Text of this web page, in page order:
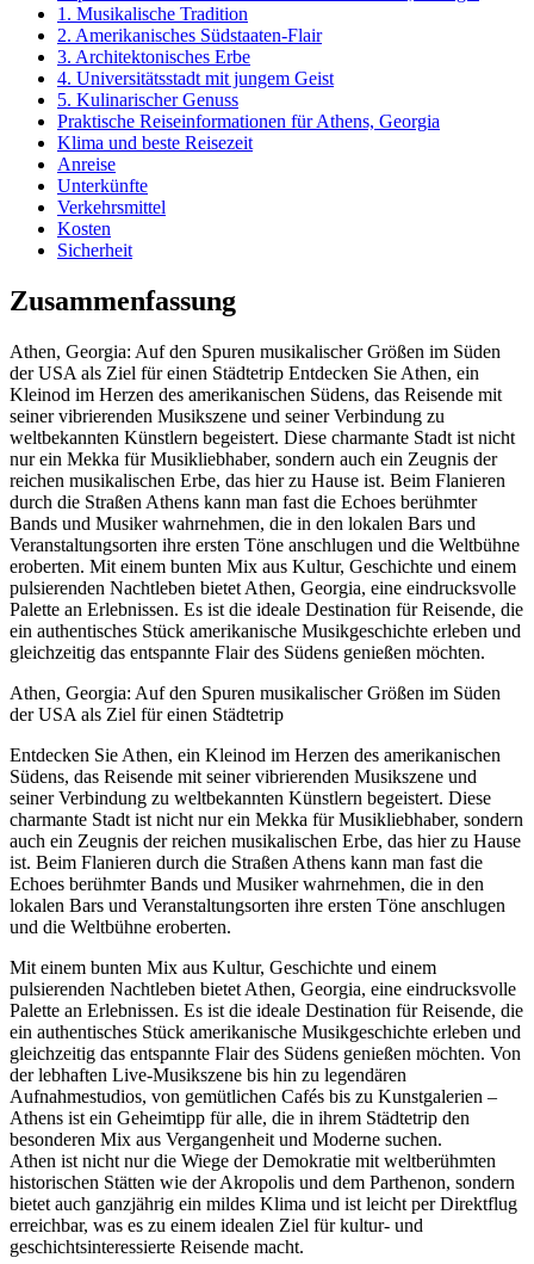
1. Musikalische Tradition
2. Amerikanisches Südstaaten-Flair
3. Architektonisches Erbe
4. Universitätsstadt mit jungem Geist
5. Kulinarischer Genuss
Praktische Reiseinformationen für Athens, Georgia
Klima und beste Reisezeit
Anreise
Unterkünfte
Verkehrsmittel
Kosten
Sicherheit
Zusammenfassung
Athen, Georgia: Auf den Spuren musikalischer Größen im Süden
der USA als Ziel für einen Städtetrip Entdecken Sie Athen, ein
Kleinod im Herzen des amerikanischen Südens, das Reisende mit
seiner vibrierenden Musikszene und seiner Verbindung zu
weltbekannten Künstlern begeistert. Diese charmante Stadt ist nicht
nur ein Mekka für Musikliebhaber, sondern auch ein Zeugnis der
reichen musikalischen Erbe, das hier zu Hause ist. Beim Flanieren
durch die Straßen Athens kann man fast die Echoes berühmter
Bands und Musiker wahrnehmen, die in den lokalen Bars und
Veranstaltungsorten ihre ersten Töne anschlugen und die Weltbühne
eroberten. Mit einem bunten Mix aus Kultur, Geschichte und einem
pulsierenden Nachtleben bietet Athen, Georgia, eine eindrucksvolle
Palette an Erlebnissen. Es ist die ideale Destination für Reisende, die
ein authentisches Stück amerikanische Musikgeschichte erleben und
gleichzeitig das entspannte Flair des Südens genießen möchten.
Athen, Georgia: Auf den Spuren musikalischer Größen im Süden
der USA als Ziel für einen Städtetrip
Entdecken Sie Athen, ein Kleinod im Herzen des amerikanischen
Südens, das Reisende mit seiner vibrierenden Musikszene und
seiner Verbindung zu weltbekannten Künstlern begeistert. Diese
charmante Stadt ist nicht nur ein Mekka für Musikliebhaber, sondern
auch ein Zeugnis der reichen musikalischen Erbe, das hier zu Hause
ist. Beim Flanieren durch die Straßen Athens kann man fast die
Echoes berühmter Bands und Musiker wahrnehmen, die in den
lokalen Bars und Veranstaltungsorten ihre ersten Töne anschlugen
und die Weltbühne eroberten.
Mit einem bunten Mix aus Kultur, Geschichte und einem
pulsierenden Nachtleben bietet Athen, Georgia, eine eindrucksvolle
Palette an Erlebnissen. Es ist die ideale Destination für Reisende, die
ein authentisches Stück amerikanische Musikgeschichte erleben und
gleichzeitig das entspannte Flair des Südens genießen möchten. Von
der lebhaften Live-Musikszene bis hin zu legendären
Aufnahmestudios, von gemütlichen Cafés bis zu Kunstgalerien –
Athens ist ein Geheimtipp für alle, die in ihrem Städtetrip den
besonderen Mix aus Vergangenheit und Moderne suchen.
Athen ist nicht nur die Wiege der Demokratie mit weltberühmten
historischen Stätten wie der Akropolis und dem Parthenon, sondern
bietet auch ganzjährig ein mildes Klima und ist leicht per Direktflug
erreichbar, was es zu einem idealen Ziel für kultur- und
geschichtsinteressierte Reisende macht.